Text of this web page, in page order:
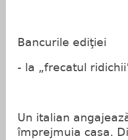
Bancurile ediţiei
- la „frecatul
Un italian
împrejmuia casa.